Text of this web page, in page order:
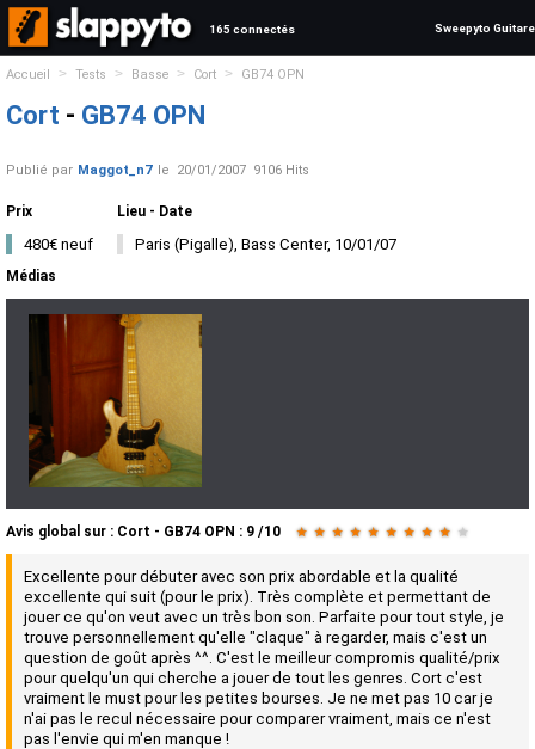
165 connectés Sweepyto Guitare
Accueil > Tests > Basse > Cort > GB74 OPN
Cort - GB74 OPN
Publié par Maggot_n7 le 20/01/2007 9106 Hits
Prix
480€ neuf
Lieu - Date
Paris (Pigalle), Bass Center, 10/01/07
Médias
Avis global sur : Cort - GB74 OPN : 9 /10 ★ ★ ★ ★ ★ ★ ★ ★ ★ ★
Excellente pour débuter avec son prix abordable et la qualité
excellente qui suit (pour le prix). Très complète et permettant de
jouer ce qu'on veut avec un très bon son. Parfaite pour tout style, je
trouve personnellement qu'elle "claque" à regarder, mais c'est un
question de goût après ^^. C'est le meilleur compromis qualité/prix
pour quelqu'un qui cherche a jouer de tout les genres. Cort c'est
vraiment le must pour les petites bourses. Je ne met pas 10 car je
n'ai pas le recul nécessaire pour comparer vraiment, mais ce n'est
pas l'envie qui m'en manque !